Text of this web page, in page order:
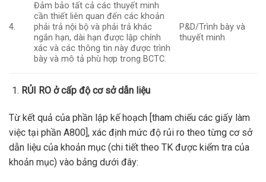
4.
Đảm bảo tất cả các thuyết minh
cần thiết liên quan đến các khoản
phải trả nội bộ và phải trả khác
ngắn hạn, dài hạn được lập chính
xác và các thông tin này được trình
bày và mô tả phù hợp trong BCTC.
P&D/Trình bày và
thuyết minh
RỦI RO ở cấp độ cơ sở dẫn liệu
Từ kết quả của phần lập kế hoạch [tham chiếu các giấy làm
việc tại phần A800], xác định mức độ rủi ro theo từng cơ sở
dẫn liệu của khoản mục (chi tiết theo TK được kiểm tra của
khoản mục) vào bảng dưới đây: